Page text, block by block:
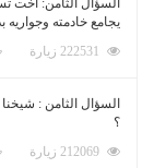
يجامع خادمته وجواريه
السؤال الثامن :
؟